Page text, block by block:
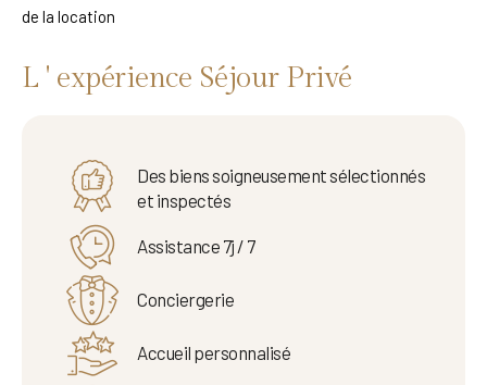
de la location
L ' expérience Séjour Privé
Des biens soigneusement sélectionnés
et inspectés
Assistance 7j / 7
Conciergerie
Accueil personnalisé